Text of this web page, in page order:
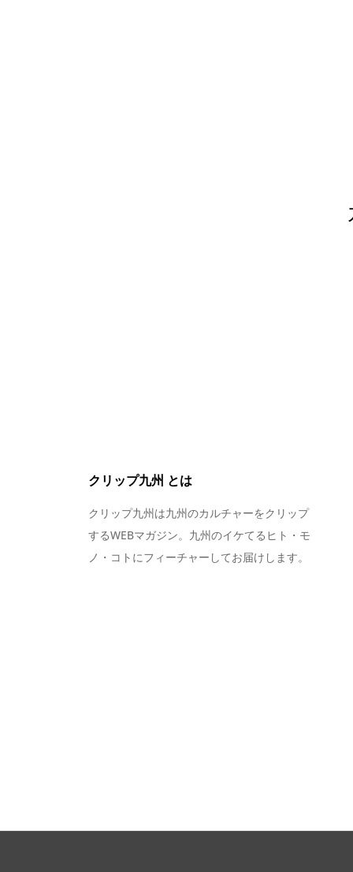
クリップ九州 とは
クリップ九州は九州のカルチャーをクリップ
するWEBマガジン。九州のイケてるヒト・モ
ノ・コトにフィーチャーしてお届けします。